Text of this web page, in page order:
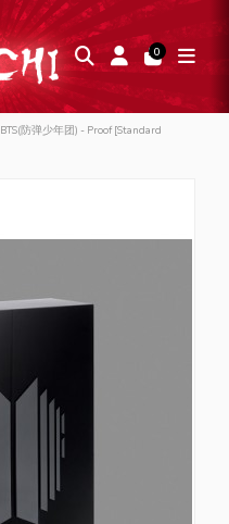
0
BTS(防弹少年团) - Proof [Standard